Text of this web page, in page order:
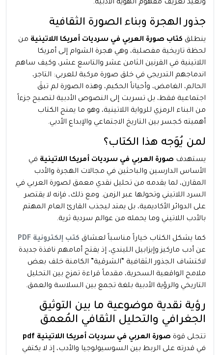
وتعيد تعريف مفهوم الهوية الأدبية.
جذور الهجرة وبناء الصورة الثقافية
ينطلق كتاب صورة العربي في سرديات أمريكا اللاتينية من
لحظة تاريخية مفصلية، وهي هجرة الشوام إلى أمريكا
اللاتينية في القرنين الثامن عشر والتاسع عشر، وكيف ساهم
اندماجهم التدريجي في خلق صورة مركبة للعربي: التاجر،
الحالم، الغامض، وأحياناً الحكيم، وهذه الصورة لم تبقَ
اجتماعية فقط، بل تسربت إلى النصوص الأدبية لتصبح جزءاً
من البناء الرمزي للرواية اللاتينية، وهو ما يمنح الكتاب
أهميته كجسر بين التاريخ الاجتماعي والإبداع الأدبي.
لمن يُوَجه هذا الكتاب؟
يستهدف صورة العربي في سرديات أمريكا اللاتينية في
الأساس الدارسين والباحثين في مجالات الهجرة والأدب
المقارن، لما يقدمه من تحليل نقدي معمق لصورة العربي في
السرد اللاتيني وتحولها عبر الزمن. ومع ذلك، فإنه لا يقتصر
على الدوائر الأكاديمية، بل يمتد ليجذب القارئ العام المهتم
بالأدب اللاتيني وما يحمله من عوالم سردية ثرية.
كما يشكل الكتاب خياراً مناسباً لعشاق كتب إلكترونية PDF
عن أدب ماركيز وإيزابيل الليندي، إذ يفتح أمامهم نافذة جديدة
لاكتشاف الجذور الثقافية “الشرقية” الكامنة خلف بعض
ملامح الواقعية السحرية، مقدماً قراءة تمزج بين التحليل
التاريخي والرؤية الأدبية بلغة تجمع بين السلاسة والعمق.
رؤية نقدية موضوعية ما بين التوثيق
الجغرافي والتحليل الثقافي المُعمق
تتجلى قوة صورة العربي في سرديات أمريكا اللاتينية pdf
في قدرته على الربط بين السوسيولوجيا والأدب، إذ لا يكتفي